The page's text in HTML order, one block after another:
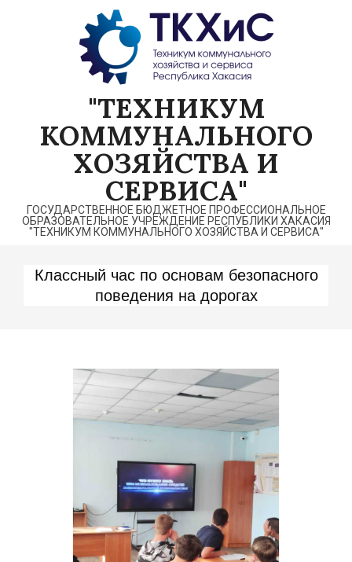
"ТЕХНИКУМ
КОММУНАЛЬНОГО
ХОЗЯЙСТВА И
СЕРВИСА"
ГОСУДАРСТВЕННОЕ БЮДЖЕТНОЕ ПРОФЕССИОНАЛЬНОЕ
ОБРАЗОВАТЕЛЬНОЕ УЧРЕЖДЕНИЕ РЕСПУБЛИКИ ХАКАСИЯ
"ТЕХНИКУМ КОММУНАЛЬНОГО ХОЗЯЙСТВА И СЕРВИСА"
Классный час по основам безопасного
поведения на дорогах